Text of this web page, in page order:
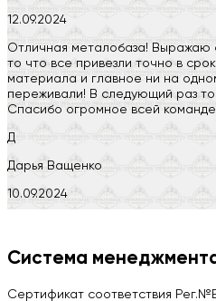
12.09.2024
Отличная металобаза! Выражаю
то что все привезли точно в
материала и главное ни на
переживали! В следующий раз
Спасибо огромное всей
Д
Дарья Ващенко
10.09.2024
H
Система
Сертификат соответствия